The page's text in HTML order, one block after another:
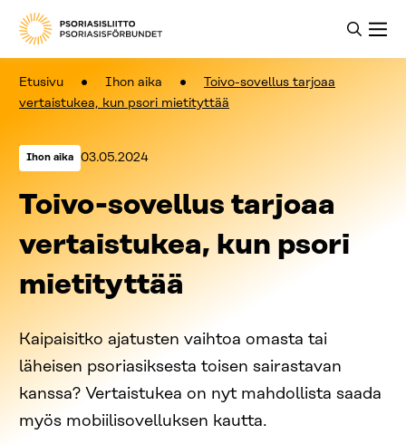
Etusivu Ihon aika
Toivo-sovellus tarjoaa
vertaistukea, kun psori mietityttää
Kategoriat:
Ihon aika Julkaistu:
03.05.2024
Toivo-sovellus tarjoaa
vertaistukea, kun psori
mietityttää
Kaipaisitko ajatusten vaihtoa omasta tai
läheisen psoriasiksesta toisen sairastavan
kanssa? Vertaistukea on nyt mahdollista saada
myös mobiilisovelluksen kautta.